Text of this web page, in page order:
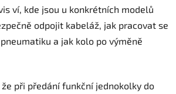
ví, kde jsou u konkrétních modelů
odpojit kabeláž, jak pracovat se
a jak kolo po výměně
při předání funkční jednokolky do